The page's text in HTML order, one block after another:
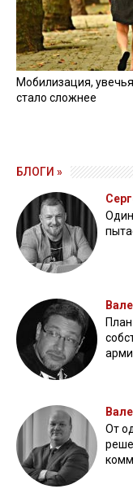
Мобилизация,
стало сложнее
БЛОГИ »
Один
От